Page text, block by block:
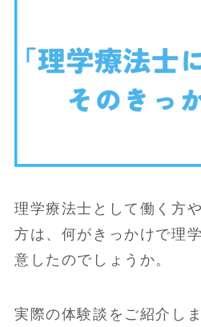
理学療法士として働く方
方は、何がきっかけで理
意したのでしょうか。
実際の体験談をご紹介しま